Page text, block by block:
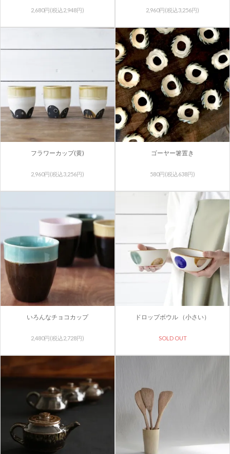
2,680円(税込2,948円) 2,960円(税込3,256円)
フラワーカップ(黄)
2,960円(税込3,256円)
ゴーヤー箸置き
580円(税込638円)
いろんなチョコカップ
2,480円(税込2,728円)
ドロップボウル （小さい）
SOLD OUT